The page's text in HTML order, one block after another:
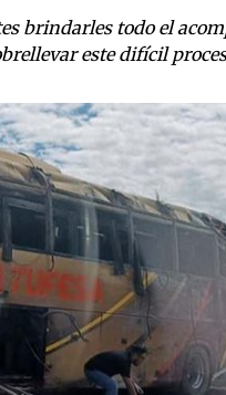
brindarles todo el
este difícil